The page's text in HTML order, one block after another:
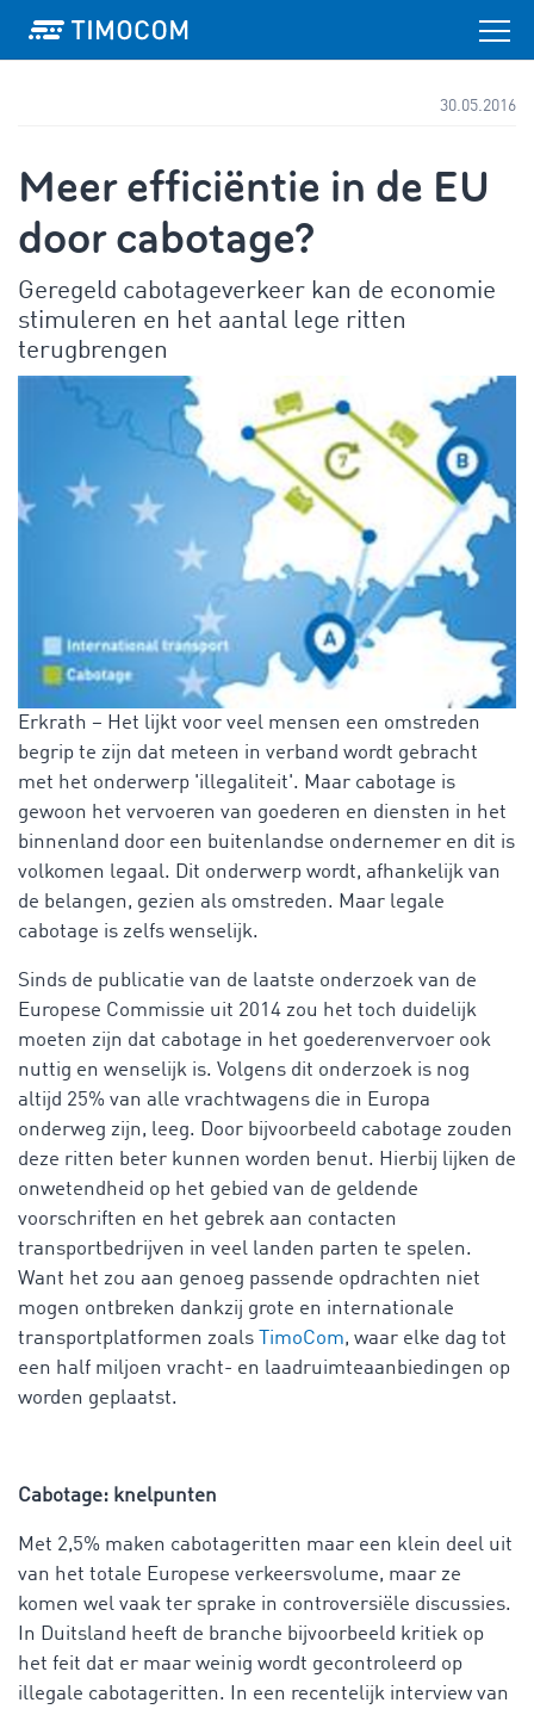
30.05.2016
Meer efficiëntie in de EU
door cabotage?
Geregeld cabotageverkeer kan de economie
stimuleren en het aantal lege ritten
terugbrengen
Erkrath – Het lijkt voor veel mensen een omstreden
begrip te zijn dat meteen in verband wordt gebracht
met het onderwerp 'illegaliteit'. Maar cabotage is
gewoon het vervoeren van goederen en diensten in het
binnenland door een buitenlandse ondernemer en dit is
volkomen legaal. Dit onderwerp wordt, afhankelijk van
de belangen, gezien als omstreden. Maar legale
cabotage is zelfs wenselijk.
Sinds de publicatie van de laatste onderzoek van de
Europese Commissie uit 2014 zou het toch duidelijk
moeten zijn dat cabotage in het goederenvervoer ook
nuttig en wenselijk is. Volgens dit onderzoek is nog
altijd 25% van alle vrachtwagens die in Europa
onderweg zijn, leeg. Door bijvoorbeeld cabotage zouden
deze ritten beter kunnen worden benut. Hierbij lijken de
onwetendheid op het gebied van de geldende
voorschriften en het gebrek aan contacten
transportbedrijven in veel landen parten te spelen.
Want het zou aan genoeg passende opdrachten niet
mogen ontbreken dankzij grote en internationale
transportplatformen zoals
TimoCom, waar elke dag tot
een half miljoen vracht- en laadruimteaanbiedingen op
worden geplaatst.
Cabotage: knelpunten
Met 2,5% maken cabotageritten maar een klein deel uit
van het totale Europese verkeersvolume, maar ze
komen wel vaak ter sprake in controversiële discussies.
In Duitsland heeft de branche bijvoorbeeld kritiek op
het feit dat er maar weinig wordt gecontroleerd op
illegale cabotageritten. In een recentelijk interview van